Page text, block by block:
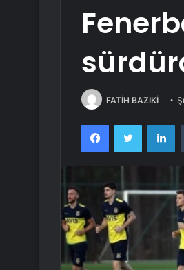
FATİH BAZİKİ
FacebookTwitter